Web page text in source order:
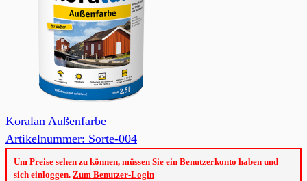
Koralan Außenfarbe
Artikelnummer: Sorte-004
Um Preise sehen zu können, müssen Sie ein Benutzerkonto haben und
sich einloggen. Zum Benutzer-Login